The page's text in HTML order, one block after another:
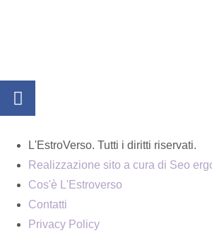
L'EstroVerso. Tutti i diritti riservati.
Realizzazione sito a cura di Seo
Cos'è L'Estroverso
Contatti
Privacy Policy